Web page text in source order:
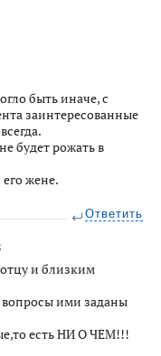
быть иначе, с
заинтересованные
будет рожать в
жене.
Ответить
и близким
ими заданы
есть НИ О ЧЕМ!!!